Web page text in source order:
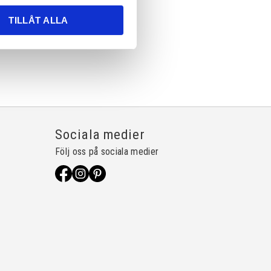
TILLÅT ALLA
Sociala medier
Följ oss på sociala medier